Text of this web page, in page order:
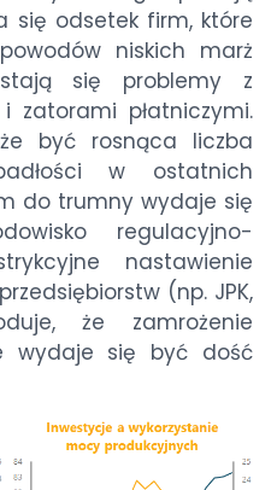
się odsetek firm, które
niskich marż
się problemy z
zatorami płatniczymi.
być rosnąca liczba
w ostatnich
do trumny wydaje się
regulacyjno-
nastawienie
(np. JPK,
że zamrożenie
wydaje się być dość